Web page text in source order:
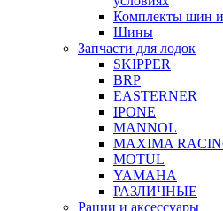
Комплекты шин и
Шины
Запчасти для лодок
SKIPPER
BRP
EASTERNER
IPONE
MANNOL
MAXIMA
MOTUL
YAMAHA
РАЗЛИЧНЫЕ
Рации и аксессуары